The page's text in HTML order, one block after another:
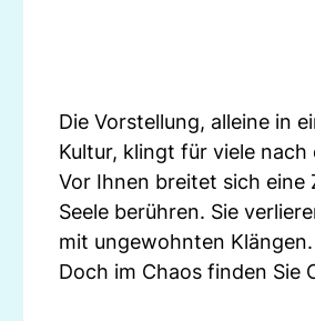
Die Vorstellung, alleine in
Kultur, klingt für viele
Vor Ihnen breitet sich eine
Seele berühren. Sie
mit ungewohnten Klängen.
Doch im Chaos finden Sie